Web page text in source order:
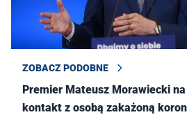
ZOBACZ PODOBNE
Premier Mateusz Morawiecki
kontakt z osobą zakażoną